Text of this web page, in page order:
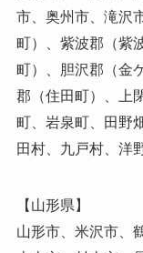
市、奥州市、滝沢
町）、紫波郡（紫
町）、胆沢郡（金
郡（住田町）、上
町、岩泉町、田野
田村、九戸村、洋
【山形県】
山形市、米沢市、